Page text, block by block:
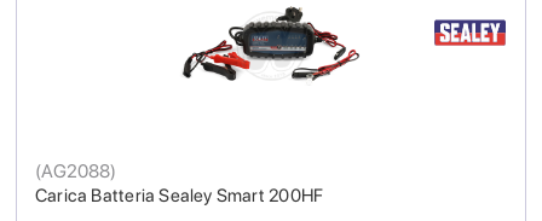
Carica Batteria Sealey Smart 200HF
(AG2088)